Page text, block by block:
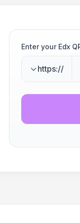
Enter your Edx
https://